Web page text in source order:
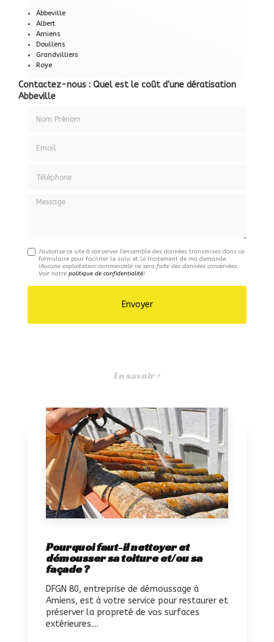
Abbeville
Albert
Amiens
Doullens
Grandvilliers
Roye
Contactez-nous : Quel est le coût d'une dératisation
Abbeville
Message
J'autorise ce site à conserver l'ensemble des données transmises dans ce
formulaire pour faciliter le suivi et le traitement de ma demande.
(Aucune exploitation commerciale ne sera faite des données concervées.
Voir notrepolitique de confidentialité)
En savoir +
Pourquoi faut-il nettoyer et
démousser sa toiture et/ou sa
façade ?
DFGN 80, entreprise de démoussage à
Amiens, est à votre service pour restaurer et
préserver la propreté de vos surfaces
extérieures....